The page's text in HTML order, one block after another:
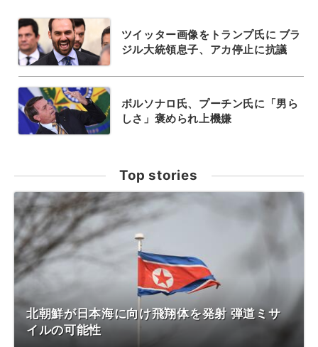
ツイッター画像をトランプ氏に ブラ
ジル大統領息子、アカ停止に抗議
ボルソナロ氏、プーチン氏に「男ら
しさ」褒められ上機嫌
Top stories
北朝鮮が日本海に向け飛翔体を発射 弾道ミサ
イルの可能性